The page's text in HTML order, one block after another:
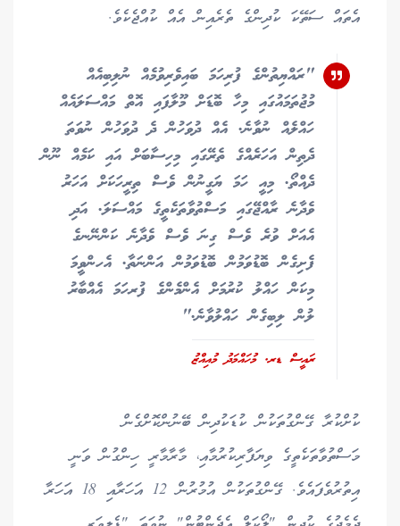
އެތައް ސަތޭކަ ކުދިންގެ ތެރެއިން އެއް ކުއްޖެކެވެ.
"ރައްޔިތުންގެ ފުރިހަމަ ބައިވެރިވުމެއް ނުލިބިއެއް
މުޖުތަމައުގައި މިހާ ބޮޑަށް މޫލާފައި އޮތް މައްސަލައެއް
ހައްލެއް ނުވާނެ. އެއް ދުވަހުން ދެ ދުވަހުން ނުވަތަ
ދެތިން އަހަރެއްގެ ތެރޭގައި މިހިސާބަށް އައި ކަމެއް ނޫން
ދެއްތޯ. މިއީ ހަމަ ޔަގީނުން ވެސް ތިރީހަކަށް އަހަރު
ވެދާނެ ރާއްޖޭގައި މަސްތުވާތަކެތީގެ މައްސަލަ. އަދި
އެއަށް ވުރެ ވެސް ގިނަ ވެސް ވެދާނެ ކަންނޭނގެ
ފެށިގެން ބޮޑުވަމުން ބޮޑުވަމުން އަންނަތާ. އެހންވީމަ
މިކަން ހައްލު ކުރުމަށް އެންމެންގެ ފުރހަމަ އެއްބާރު
ލުން ލިބިގެން ހައްލުވާނެ."
ރައީސް ޑރ. މުހައްމަދު މުއިއްޒު
ކުށްކުރާ ގޭންގުތަކުން ކުޑަކުދިން ބޭނުންކޮށްގެން
މަސްތުވާތަކެތީގެ ވިޔަފާރިކުރުމާއި، މާރާމާރީ ހިންގުން ވަނީ
އިތުރުވެފައެވެ. ގޭންގުތަކުން އުމުރުން 12 އަހަރާއި 18 އަހަރާ